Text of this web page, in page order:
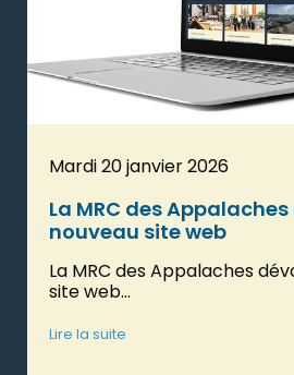
Mardi 20 janvier 2026
La MRC des
nouveau site web
La MRC des Appalaches
site web...
Lire la suite